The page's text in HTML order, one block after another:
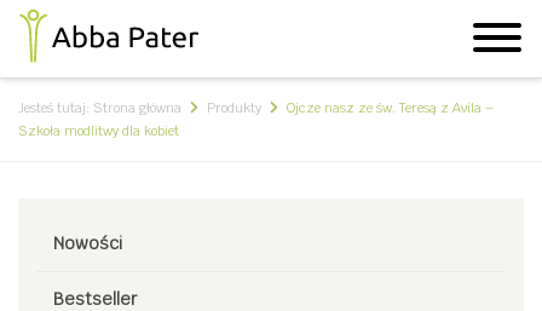
Jesteś tutaj: Strona główna Produkty
Ojcze nasz ze św. Teresą z Avila –
Szkoła modlitwy dla kobiet
Nowości
Bestseller